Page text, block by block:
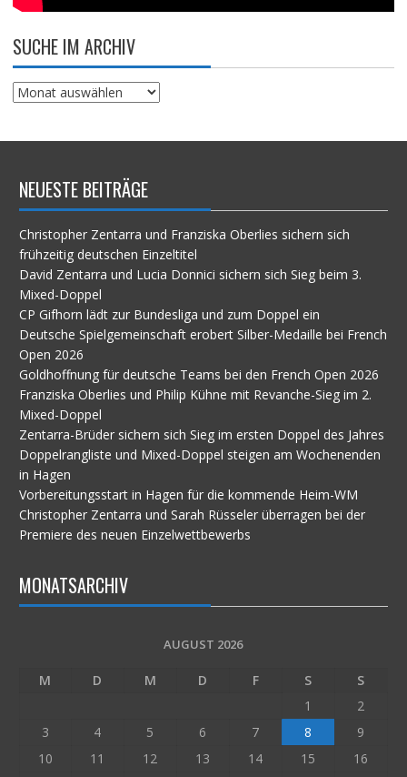
SUCHE IM ARCHIV
Suche
NEUESTE BEITRÄGE
Christopher Zentarra und Franziska Oberlies sichern sich
frühzeitig deutschen Einzeltitel
David Zentarra und Lucia Donnici sichern sich Sieg beim 3.
Mixed-Doppel
CP Gifhorn lädt zur Bundesliga und zum Doppel ein
Deutsche Spielgemeinschaft erobert Silber-Medaille bei French
Open 2026
Goldhoffnung für deutsche Teams bei den French Open 2026
Franziska Oberlies und Philip Kühne mit Revanche-Sieg im 2.
Mixed-Doppel
Zentarra-Brüder sichern sich Sieg im ersten Doppel des Jahres
Doppelrangliste und Mixed-Doppel steigen am Wochenenden
in Hagen
Vorbereitungsstart in Hagen für die kommende Heim-WM
Christopher Zentarra und Sarah Rüsseler überragen bei der
Premiere des neuen Einzelwettbewerbs
MONATSARCHIV
AUGUST 2026
M D M D F S
S
1
2
3
4 5 6 7 8
9
10
11 12 13 14 15
16